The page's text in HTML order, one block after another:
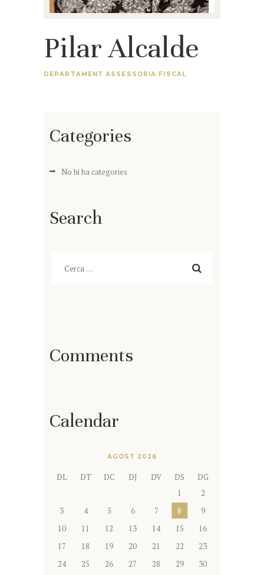
Pilar Alcalde
DEPARTAMENT ASSESSORIA FISCAL
Categories
No hi ha categories
Search
Comments
Calendar
AGOST 2026
DL DT DC DJ DV DS
DG
1
2
3
4 5 6 7 8
9
10
11 12 13 14 15
16
17
18 19 20 21 22
23
24
25 26 27 28 29
30